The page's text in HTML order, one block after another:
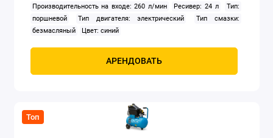
Производительность на входе: 260 л/мин
Ресивер: 24 л
Тип:
поршневой
Тип двигателя: электрический
Тип смазки:
безмасляный
Цвет: синий
АРЕНДОВАТЬ
Топ